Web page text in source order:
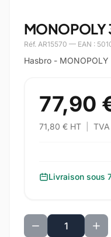
MONOPOLY
Réf. AR15570 — EAN :
Hasbro - MONOPOLY
77,90
71,80 € HT
Livraison sous